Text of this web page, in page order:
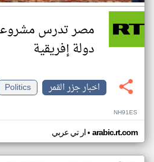
مصر تدرس
دولة إفريقية
اخبار جزر القمر
Politics
NH91ES
ار تي عربي• arabic.rt.com